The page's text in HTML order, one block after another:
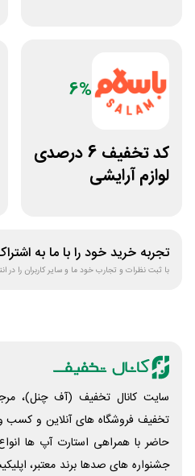
6%
کد تخفیف 6 درصدی
لوازم آرایشی
تجربه خرید خود را با ما به
با ثبت نظرات و تجارب خود ما و سایر کاربران را در
سایت کانال تخفیف (آف چنل)،
تخفیف فروشگاه های آنلاین و کسب
حاضر با همراهی استارت آپ ها
جشنواره های صدها برند معتبر،